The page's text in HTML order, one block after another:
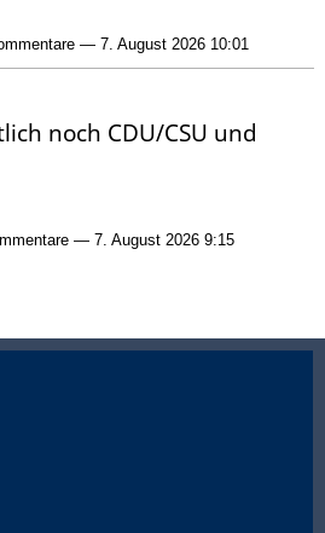
— 7. August 2026 10:01
noch CDU/CSU und
— 7. August 2026 9:15